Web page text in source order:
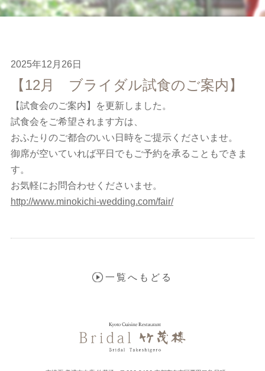
2025年12月26日
【12月 ブライダル試食のご案内】
【試食会のご案内】を更新しました。
試食会をご希望されます方は、
おふたりのご都合のいい日時をご提示くださいませ。
御席が空いていれば平日でもご予約を承ることもできま
す。
お気軽にお問合わせくださいませ。
http://www.minokichi-wedding.com/fair/
一覧へもどる